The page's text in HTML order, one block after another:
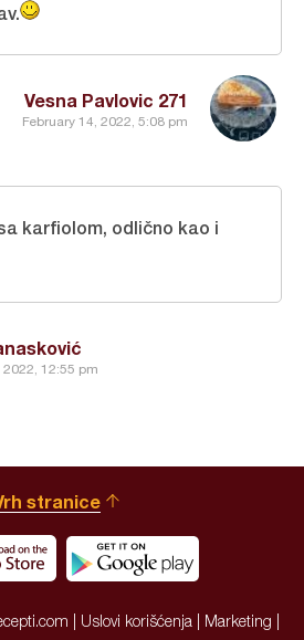
Vesna Pavlovic 271
February 14, 2022, 5:08 pm
2022, 12:55 pm
karfiolom, odlično kao i
stranice
| Uslovi korišćenja| Marketing